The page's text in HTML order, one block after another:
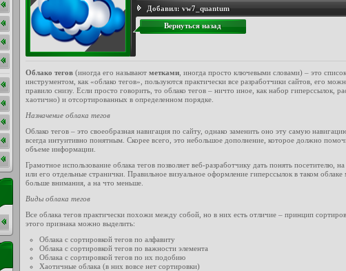
Добавил: vw7_quantum
Вернуться назад
Облако тегов(иногда его называют метками, иногда просто ключевыми словами) – это
инструментом, как «облако тегов», пользуются практически все разработчики сайтов, его
правило снизу. Если просто говорить, то облако тегов – ничто иное, как набор гиперссылок,
хаотично) и отсортированных в определенном порядке.
Назначение облака тегов
Облако тегов – это своеобразная навигация по сайту, однако заменить оно эту самую
всегда интуитивно понятным. Скорее всего, это небольшое дополнение, которое должно
объеме информации.
Грамотное использование облака тегов позволяет веб-разработчику дать понять посетителю,
или его отдельные странички. Правильное визуальное оформление гиперссылок в таком облаке
больше внимания, а на что меньше.
Виды облака тегов
Все облака тегов практически похожи между собой, но в них есть отличие – принцип
этого признака можно выделить:
Облака с сортировкой тегов по алфавиту
Облака с сортировкой тегов по важности элемента
Облака с сортировкой тегов по их подобию
Хаотичные облака (в них вовсе нет сортировки)